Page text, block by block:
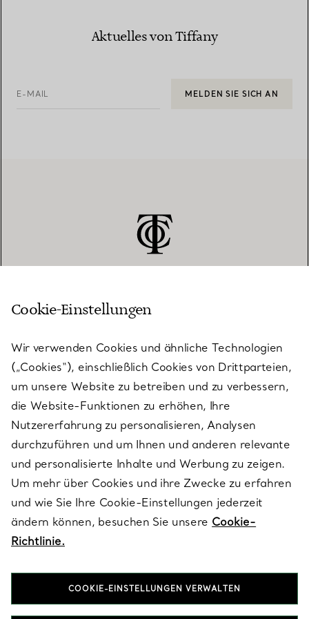
Aktuelles von Tiffany
E-MAIL MELDEN SIE SICH AN
KUNDENSERVICE
SERVICES
ÜBER TIFFANY & CO.
RECHTLICHE HINWEISE
FOLGEN SIE UNS
Cookie-Einstellungen
Wir verwenden Cookies und ähnliche Technologien
(„Cookies“), einschließlich Cookies von Drittparteien,
um unsere Website zu betreiben und zu verbessern,
die Website-Funktionen zu erhöhen, Ihre
Nutzererfahrung zu personalisieren, Analysen
durchzuführen und um Ihnen und anderen relevante
und personalisierte Inhalte und Werbung zu zeigen.
Um mehr über Cookies und ihre Zwecke zu erfahren
und wie Sie Ihre Cookie-Einstellungen jederzeit
ändern können, besuchen Sie unsere Cookie-
Richtlinie.
COOKIE-EINSTELLUNGEN VERWALTEN